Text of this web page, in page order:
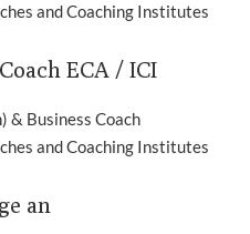
and Coaching Institutes
ECA / ICI
& Business Coach
and Coaching Institutes
an